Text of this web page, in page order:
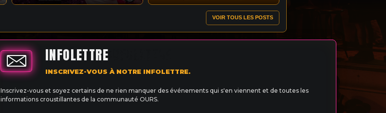
VOIR TOUS LES POSTS
INFOLETTRE
INSCRIVEZ-VOUS À NOTRE INFOLETTRE.
Inscrivez-vous et soyez certains de ne rien manquer des événements qui s'en viennent et de toutes les
informations croustillantes de la communauté OURS.